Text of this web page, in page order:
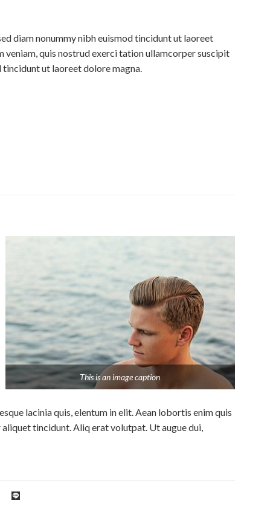
diam nonummy nibh euismod tincidunt ut laoreet
quis nostrud exerci tation ullamcorper suscipit
ut laoreet dolore magna.
This is an image caption
lacinia quis, elentum in elit. Aean lobortis enim quis
tincidunt. Aliq erat volutpat. Ut augue dui,